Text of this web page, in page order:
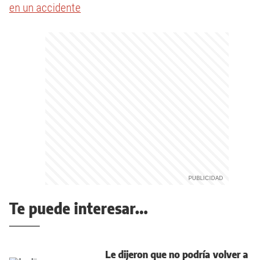
en un accidente
Te puede interesar...
Le dijeron que no podría volver a